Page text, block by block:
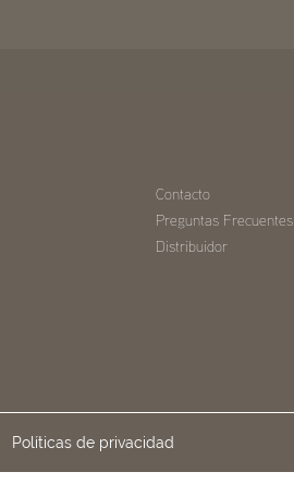
Contacto
Preguntas Frecuentes
Distribuidor
Políticas de privacidad